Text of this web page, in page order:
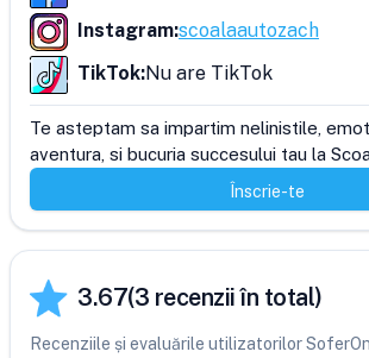
Instagram:scoalaautozach
TikTok:Nu are TikTok
Te asteptam sa impartim nelinistile,
aventura, si bucuria succesului tau la
Înscrie-te
3.67(3 recenzii în total)
Recenziile și evaluările utilizatorilor